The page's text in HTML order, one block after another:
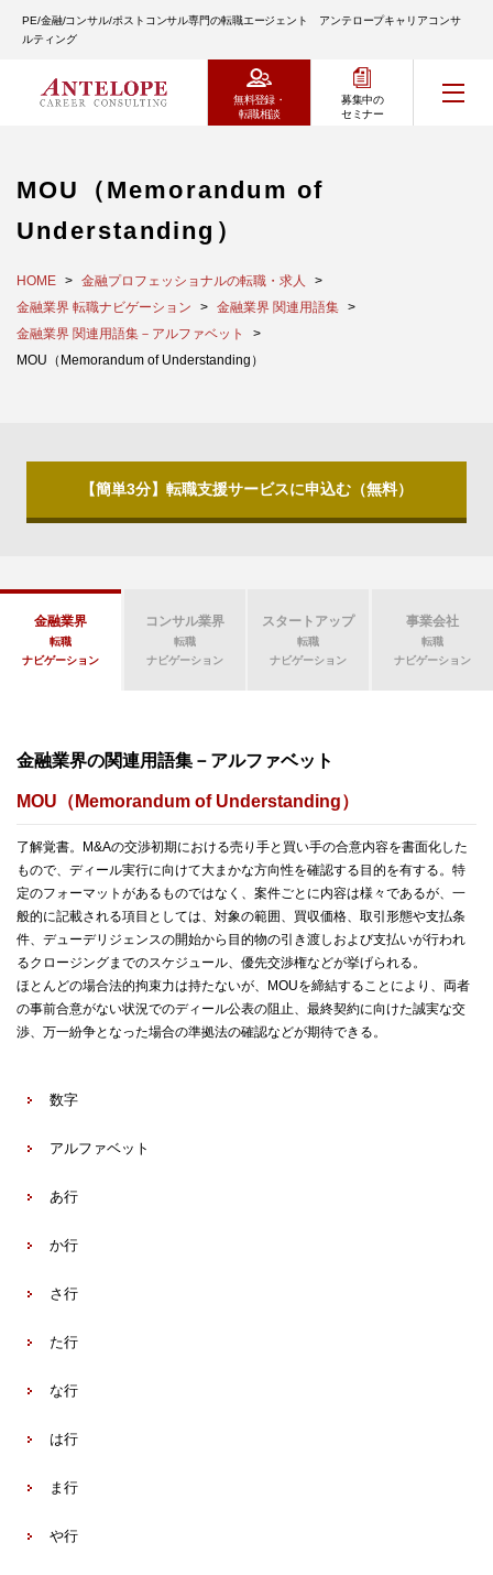
PE/金融/コンサル/ポストコンサル専門の転職エージェント アンテロープキャリアコンサ
ルティング
無料登録・
転職相談
募集中の
セミナー
MOU（Memorandum of
Understanding）
HOME
金融プロフェッショナルの転職・求人
金融業界 転職ナビゲーション
金融業界 関連用語集
金融業界 関連用語集－アルファベット
MOU（Memorandum of Understanding）
【簡単3分】転職支援サービスに申込む（無料）
金融業界
転職
ナビゲーション
コンサル業界
転職
ナビゲーション
スタートアップ
転職
ナビゲーション
事業会社
転職
ナビゲーション
金融業界の関連用語集－アルファベット
MOU（Memorandum of Understanding）
了解覚書。M&Aの交渉初期における売り手と買い手の合意内容を書面化した
もので、ディール実行に向けて大まかな方向性を確認する目的を有する。特
定のフォーマットがあるものではなく、案件ごとに内容は様々であるが、一
般的に記載される項目としては、対象の範囲、買収価格、取引形態や支払条
件、デューデリジェンスの開始から目的物の引き渡しおよび支払いが行われ
るクロージングまでのスケジュール、優先交渉権などが挙げられる。
ほとんどの場合法的拘束力は持たないが、MOUを締結することにより、両者
の事前合意がない状況でのディール公表の阻止、最終契約に向けた誠実な交
渉、万一紛争となった場合の準拠法の確認などが期待できる。
数字
アルファベット
あ行
か行
さ行
た行
な行
は行
ま行
や行